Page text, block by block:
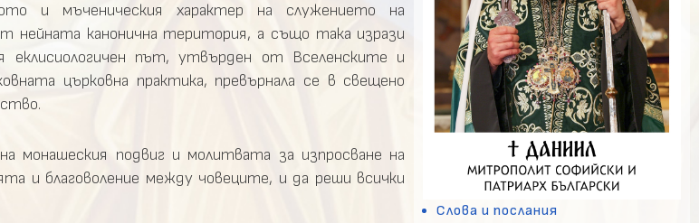
и мъченическия характер на служението на
нейната канонична територия, а също така изрази
път, утвърден от Вселенските и
църковна практика, превърнала се в свещено
монашеския подвиг и молитвата за изпросване на
и благоволение между човеците, и да реши всички
Слова и послания